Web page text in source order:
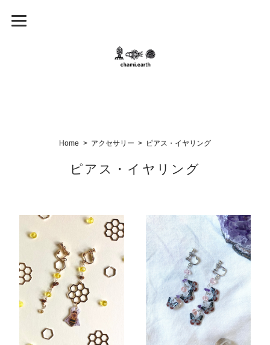
Home アクセサリー ピアス・イヤリング
ピアス・イヤリング